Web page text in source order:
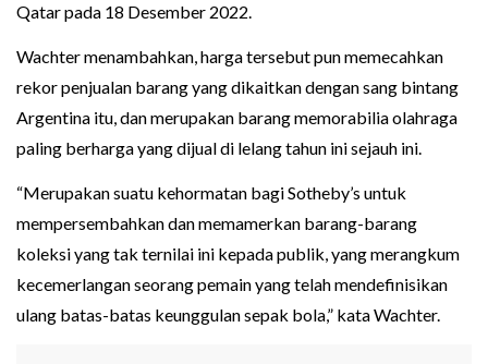
Qatar pada 18 Desember 2022.
Wachter menambahkan, harga tersebut pun memecahkan
rekor penjualan barang yang dikaitkan dengan sang bintang
Argentina itu, dan merupakan barang memorabilia olahraga
paling berharga yang dijual di lelang tahun ini sejauh ini.
“Merupakan suatu kehormatan bagi Sotheby’s untuk
mempersembahkan dan memamerkan barang-barang
koleksi yang tak ternilai ini kepada publik, yang merangkum
kecemerlangan seorang pemain yang telah mendefinisikan
ulang batas-batas keunggulan sepak bola,” kata Wachter.